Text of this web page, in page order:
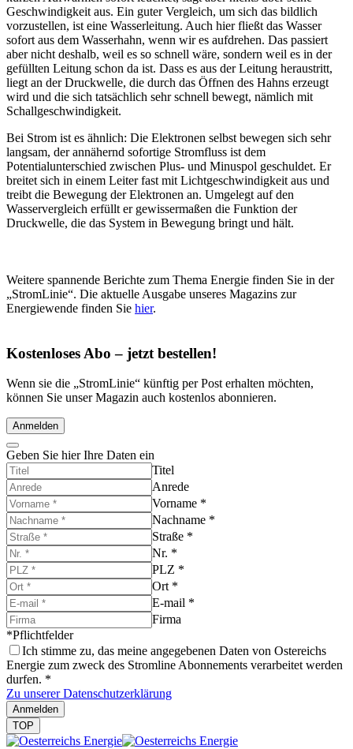
Geschwindigkeit aus. Ein guter Vergleich, um sich das bildlich
vorzustellen, ist eine Wasserleitung. Auch hier fließt das Wasser
sofort aus dem Wasserhahn, wenn wir es aufdrehen. Das passiert
aber nicht deshalb, weil es so schnell wäre, sondern weil es in der
gefüllten Leitung schon da ist. Dass es aus der Leitung heraustritt,
liegt an der Druckwelle, die durch das Öffnen des Hahns erzeugt
wird und die sich tatsächlich sehr schnell bewegt, nämlich mit
Schallgeschwindigkeit.
Bei Strom ist es ähnlich: Die Elektronen selbst bewegen sich sehr
langsam, der annähernd sofortige Stromfluss ist dem
Potentialunterschied zwischen Plus- und Minuspol geschuldet. Er
breitet sich in einem Leiter fast mit Lichtgeschwindigkeit aus und
treibt die Bewegung der Elektronen an. Umgelegt auf den
Wasservergleich erfüllt er gewissermaßen die Funktion der
Druckwelle, die das System in Bewegung bringt und hält.
Weitere spannende Berichte zum Thema Energie finden Sie in der
„StromLinie“. Die aktuelle Ausgabe unseres Magazins zur
Energiewende finden Sie hier.
Kostenloses Abo – jetzt bestellen!
Wenn sie die „StromLinie“ künftig per Post erhalten möchten,
können Sie unser Magazin auch kostenlos abonnieren.
Anmelden
Geben Sie hier Ihre Daten ein
Titel
Anrede
Vorname *
Nachname *
Straße *
Nr. *
PLZ *
Ort *
E-mail *
Firma
*Pflichtfelder
Ich stimme zu, das meine angegebenen Daten von Ostereichs
Energie zum zweck des Stromline Abonnements verarbeitet werden
durfen. *
Zu unserer Datenschutzerklärung
Anmelden
TOP